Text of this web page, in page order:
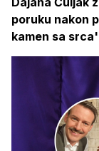
poruku nakon
kamen sa srca'